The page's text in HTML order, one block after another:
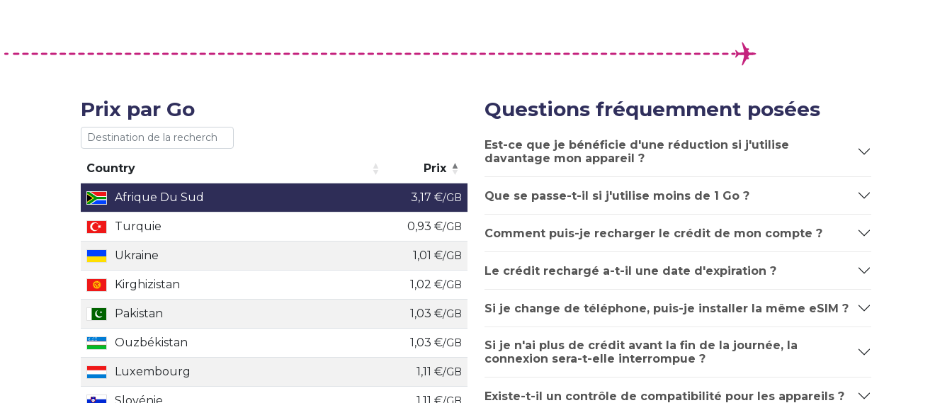
Prix par Go
Country
Prix
Country
Prix
Afrique Du Sud 3,17 €/GB
Turquie 0,93 €/GB
Ukraine 1,01 €/GB
Kirghizistan 1,02 €/GB
Pakistan 1,03 €/GB
Ouzbékistan 1,03 €/GB
Luxembourg 1,11 €/GB
Questions fréquemment posées
Est-ce que je bénéficie d'une réduction si j'utilise
davantage mon appareil ?
Que se passe-t-il si j'utilise moins de 1 Go ?
Comment puis-je recharger le crédit de mon compte ?
Le crédit rechargé a-t-il une date d'expiration ?
Si je change de téléphone, puis-je installer la même eSIM ?
Si je n'ai plus de crédit avant la fin de la journée, la
connexion sera-t-elle interrompue ?
Existe-t-il un contrôle de compatibilité pour les appareils ?